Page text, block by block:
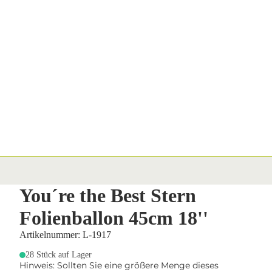
You´re the Best Stern
Folienballon 45cm 18''
Artikelnummer: L-1917
28 Stück auf Lager
Hinweis: Sollten Sie eine größere Menge dieses